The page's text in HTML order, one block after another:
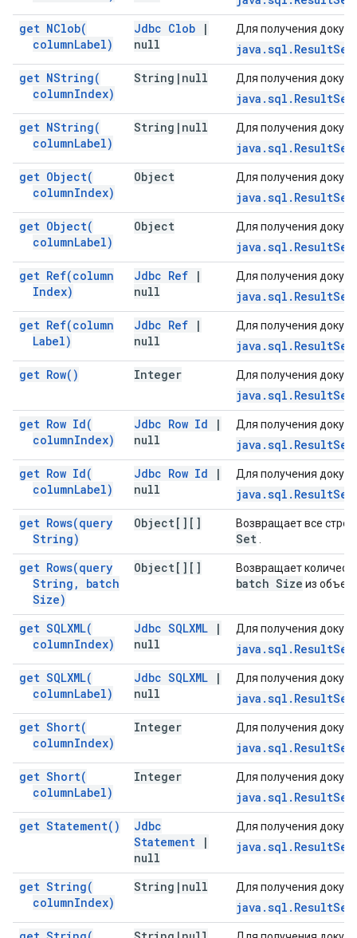
get NClob(
columnLabel)
Jdbc Clob
|
null
Для получения
get NString(
columnIndex)
String | null Для получения
get NString(
columnLabel)
String | null Для получения
get Object(
columnIndex)
Object Для получения
get Object(
columnLabel)
Object Для получения
get Ref(column
Index)
Jdbc Ref
|
null
Для получения
get Ref(column
Label)
Jdbc Ref
|
null
Для получения
get Row( ) Integer Для получения
get Row Id(
columnIndex)
Jdbc Row Id
|
null
Для получения
get Row Id(
columnLabel)
Jdbc Row Id
|
null
Для получения
get Rows(query
String)
Object[][] Возвращает все
Set
get Rows(query
String ,
batch
Size)
Object[][] Возвращает
batch Size из
get SQLXML(
columnIndex)
Jdbc SQLXML
|
null
Для получения
get SQLXML(
columnLabel)
Jdbc SQLXML
|
null
Для получения
get Short(
columnIndex)
Integer Для получения
get Short(
columnLabel)
Integer Для получения
get Statement( )
Jdbc
Statement
|
null
Для получения
get String(
columnIndex)
String | null Для получения